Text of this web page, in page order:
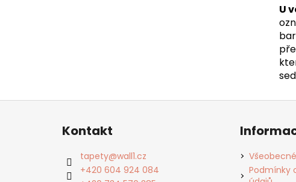
U
Z
Kontakt
tapety@wall1.cz
+420 604 924 084
Podmínky